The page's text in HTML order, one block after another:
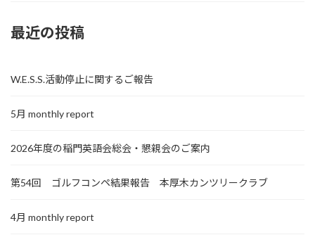
最近の投稿
W.E.S.S.活動停止に関するご報告
5月 monthly report
2026年度の稲門英語会総会・懇親会のご案内
第54回 ゴルフコンペ結果報告 本厚木カンツリークラブ
4月 monthly report